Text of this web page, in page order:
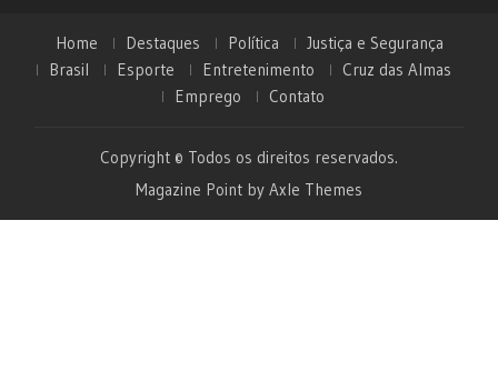
Home Destaques Política
Justiça e Segurança
Brasil
Esporte Entretenimento
Cruz das Almas
Emprego
Contato
Copyright © Todos os direitos reservados.
Magazine Point by Axle Themes